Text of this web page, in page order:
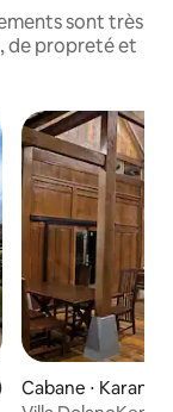
sont très
de propreté et
moyenne sur la
Cabane ⋅